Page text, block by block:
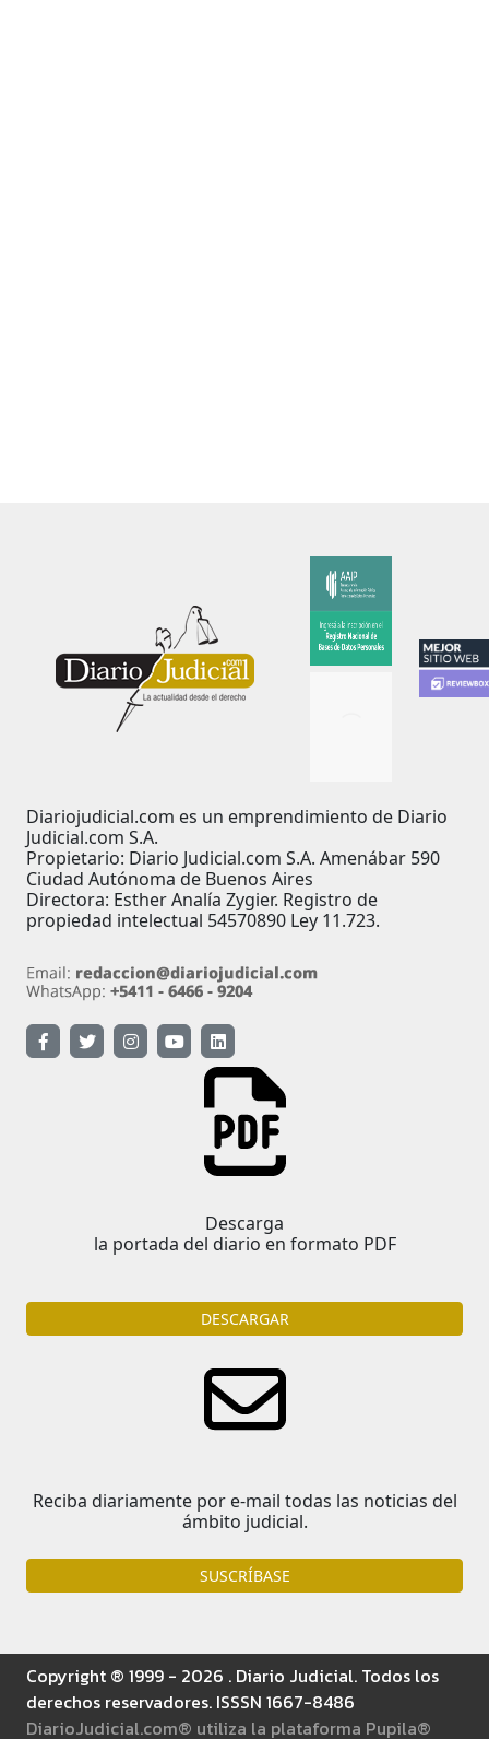
Diariojudicial.com es un emprendimiento de Diario
Judicial.com S.A.
Propietario: Diario Judicial.com S.A. Amenábar 590
Ciudad Autónoma de Buenos Aires
Directora: Esther Analía Zygier. Registro de
propiedad intelectual 54570890 Ley 11.723.
Descarga
la portada del diario en formato PDF
DESCARGAR
Reciba diariamente por e-mail todas las noticias del
ámbito judicial.
SUSCRÍBASE
Copyright ® 1999 - 2026 . Diario Judicial. Todos los
derechos reservadores. ISSSN 1667-8486
DiarioJudicial.com® utiliza la plataforma Pupila®